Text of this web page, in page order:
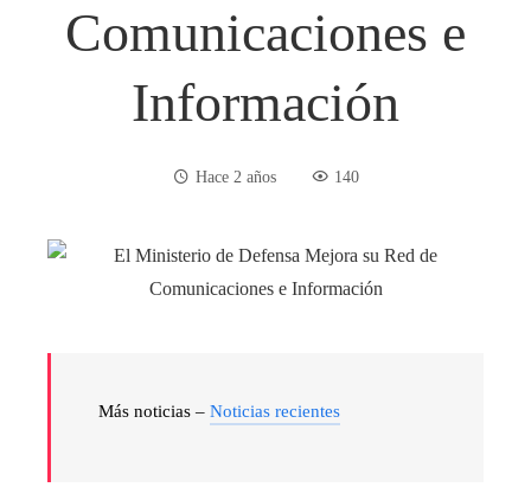
Comunicaciones e
Información
Hace 2 años 140
Más noticias – Noticias recientes